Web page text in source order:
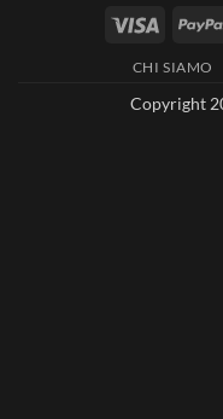
Visa
CHI SIAMO
Copyright